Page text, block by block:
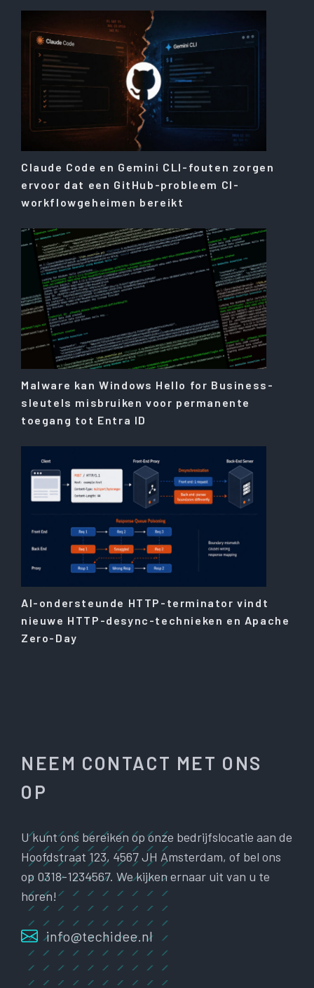
Claude Code en Gemini CLI-fouten zorgen
ervoor dat een GitHub-probleem CI-
workflowgeheimen bereikt
Malware kan Windows Hello for Business-
sleutels misbruiken voor permanente
toegang tot Entra ID
AI-ondersteunde HTTP-terminator vindt
nieuwe HTTP-desync-technieken en Apache
Zero-Day
NEEM CONTACT MET ONS
OP
U kunt ons bereiken op onze bedrijfslocatie aan de
Hoofdstraat 123, 4567 JH Amsterdam, of bel ons
op 0318-1234567. We kijken ernaar uit van u te
horen!
info@techidee.nl